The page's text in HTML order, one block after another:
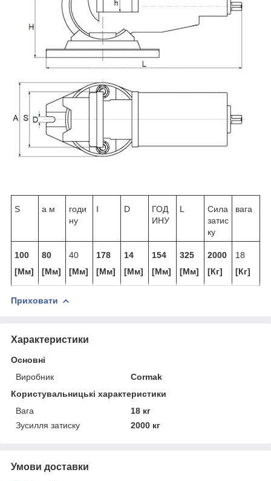
S а м
годи
ну
І D
ГОД
ИНУ
L
Сила
затис
ку
вага
100
[Мм]
80
[Мм]
40
[Мм]
178
[Мм]
14
[Мм]
154
[Мм]
325
[Мм]
2000
[Кг]
18
[Кг]
Приховати
Характеристики
Основні
Виробник
Cormak
Користувальницькі характеристики
Вага
18 кг
Зусилля затиску
2000 кг
Умови доставки